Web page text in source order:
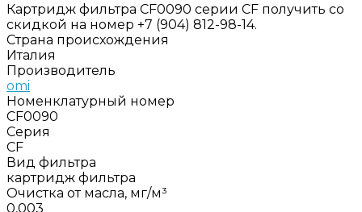
Картридж фильтра CF0090 серии CF получить со
скидкой на номер +7 (904) 812-98-14.
Страна происхождения
Италия
Производитель
omi
Номенклатурный номер
CF0090
Серия
CF
Вид фильтра
картридж фильтра
Очистка от масла, мг/м³
0,003